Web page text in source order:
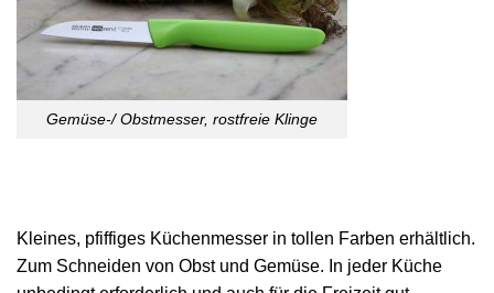
Gemüse-/ Obstmesser, rostfreie Klinge
Kleines, pfiffiges Küchenmesser in tollen Farben erhältlich.
Zum Schneiden von Obst und Gemüse. In jeder Küche